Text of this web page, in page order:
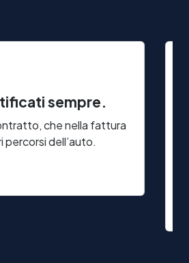
sempre.
che nella fattura
percorsi dell’auto.